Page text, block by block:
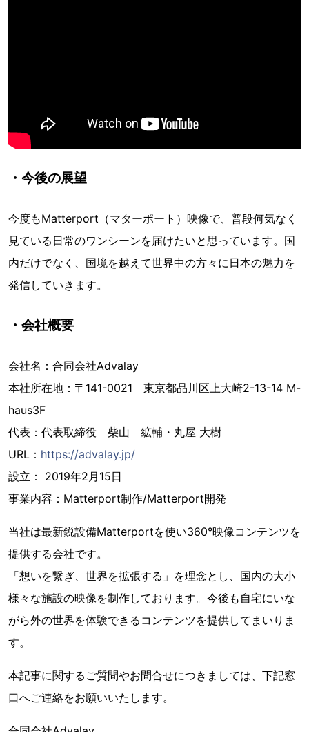
・今後の展望
今度もMatterport（マターポート）映像で、普段何気なく
見ている日常のワンシーンを届けたいと思っています。国
内だけでなく、国境を越えて世界中の方々に日本の魅力を
発信していきます。
・会社概要
会社名：合同会社Advalay
本社所在地：〒141-0021 東京都品川区上大崎2-13-14 M-
haus3F
代表：代表取締役 柴山 絋輔・丸屋 大樹
URL： https://advalay.jp/
設立： 2019年2月15日
事業内容：Matterport制作/Matterport開発
当社は最新鋭設備Matterportを使い360°映像コンテンツを
提供する会社です。
「想いを繋ぎ、世界を拡張する」を理念とし、国内の大小
様々な施設の映像を制作しております。今後も自宅にいな
がら外の世界を体験できるコンテンツを提供してまいりま
す。
本記事に関するご質問やお問合せにつきましては、下記窓
口へご連絡をお願いいたします。